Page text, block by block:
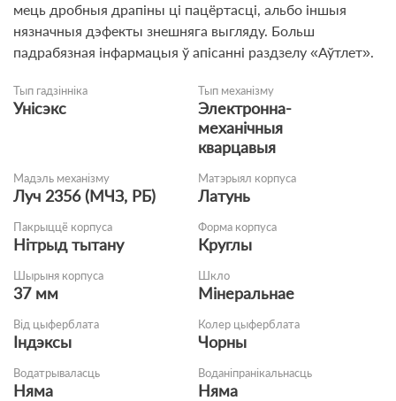
мець дробныя драпіны ці пацёртасці, альбо іншыя
нязначныя дэфекты знешняга выгляду. Больш
падрабязная інфармацыя ў апісанні раздзелу «Аўтлет».
Тып гадзінніка
Унісэкс
Тып механізму
Электронна-
механічныя
кварцавыя
Мадэль механізму
Луч 2356 (МЧЗ, РБ)
Матэрыял корпуса
Латунь
Пакрыццё корпуса
Нітрыд тытану
Форма корпуса
Круглы
Шырыня корпуса
37 мм
Шкло
Мінеральнае
Від цыферблата
Індэксы
Колер цыферблата
Чорны
Водатрываласць
Няма
Воданіпранікальнасць
Няма